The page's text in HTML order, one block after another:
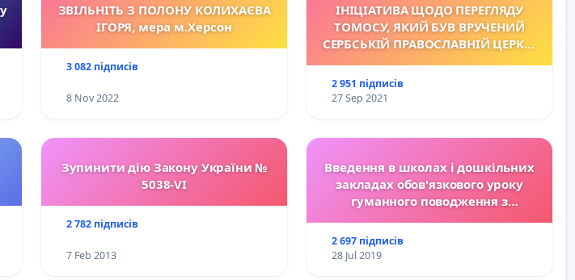
ЗВІЛЬНІТЬ З ПОЛОНУ КОЛИХАЄВА
ІГОРЯ, мера м.Херсон
3 082 підписів
8 Nov 2022
ІНІЦІАТИВА ЩОДО ПЕРЕГЛЯДУ
TОМОСУ, ЯКИЙ БУВ ВРУЧЕНИЙ
СЕРБСЬКІЙ ПРАВОСЛАВНІЙ ЦЕРКВІ
СЛОВЕНЦІВ У 1922 Р.
2 951 підписів
27 Sep 2021
Зупинити дію Закону України №
5038-VI
2 782 підписів
7 Feb 2013
Введення в школах і дошкільних
закладах обов'язкового уроку
гуманного поводження з
2 697 підписів
28 Jul 2019